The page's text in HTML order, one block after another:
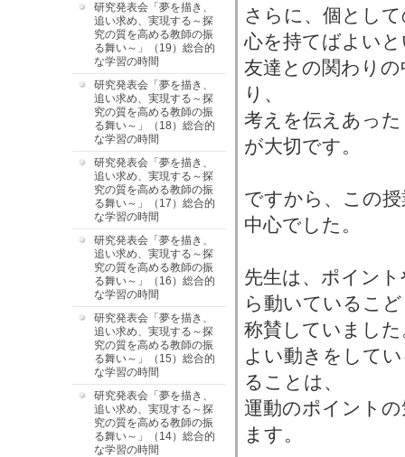
研究発表会「夢を描き、
追い求め、実現する～探
究の質を高める教師の振
る舞い～」（19）総合的
な学習の時間
研究発表会「夢を描き、
追い求め、実現する～探
究の質を高める教師の振
る舞い～」（18）総合的
な学習の時間
研究発表会「夢を描き、
追い求め、実現する～探
究の質を高める教師の振
る舞い～」（17）総合的
な学習の時間
研究発表会「夢を描き、
追い求め、実現する～探
究の質を高める教師の振
る舞い～」（16）総合的
な学習の時間
研究発表会「夢を描き、
追い求め、実現する～探
究の質を高める教師の振
る舞い～」（15）総合的
な学習の時間
研究発表会「夢を描き、
追い求め、実現する～探
究の質を高める教師の振
る舞い～」（14）総合的
な学習の時間
さらに、個とし
心を持てばよい
友達との関わり
り、
考えを伝えあっ
が大切です。
ですから、この
中心でした。
先生は、ポイン
ら動いているこ
称賛していました
よい動きをして
ることは、
運動のポイント
ます。